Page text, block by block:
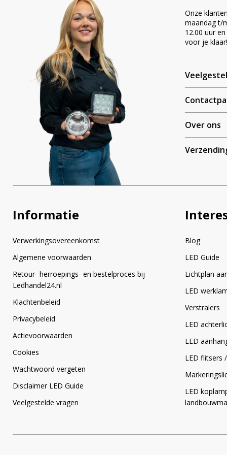
Onze
maandag t/
12.00 uur
voor je klaar!
Over ons
Informatie
Verwerkingsovereenkomst
Algemene voorwaarden
Retour- herroepings- en bestelproces bij
Ledhandel24.nl
Klachtenbeleid
Privacybeleid
Actievoorwaarden
Cookies
Wachtwoord vergeten
Disclaimer LED Guide
Veelgestelde vragen
Blog
LED Guide
Lichtplan
LED
Verstralers
LED
LED
LED flitsers
LED